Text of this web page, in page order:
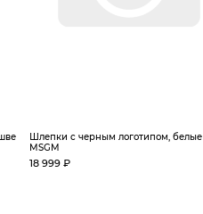
Шлепки с черным логотипом, белые
MSGM
18 999 ₽